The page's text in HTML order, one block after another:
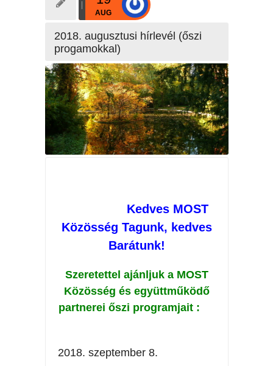
AUG
2018. augusztusi hírlevél (őszi
progamokkal)
Kedves MOST
Közösség Tagunk, kedves
Barátunk!
Szeretettel ajánljuk a MOST
Közösség és együttműködő
partnerei őszi programjait :
2018. szeptember 8.